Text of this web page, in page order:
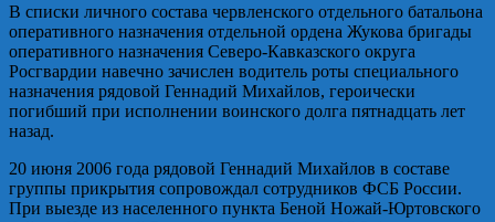
В списки личного состава червленского отдельного батальона
оперативного назначения отдельной ордена Жукова бригады
оперативного назначения Северо-Кавказского округа
Росгвардии навечно зачислен водитель роты специального
назначения рядовой Геннадий Михайлов, героически
погибший при исполнении воинского долга пятнадцать лет
назад.
20 июня 2006 года рядовой Геннадий Михайлов в составе
группы прикрытия сопровождал сотрудников ФСБ России.
При выезде из населенного пункта Беной Ножай-Юртовского